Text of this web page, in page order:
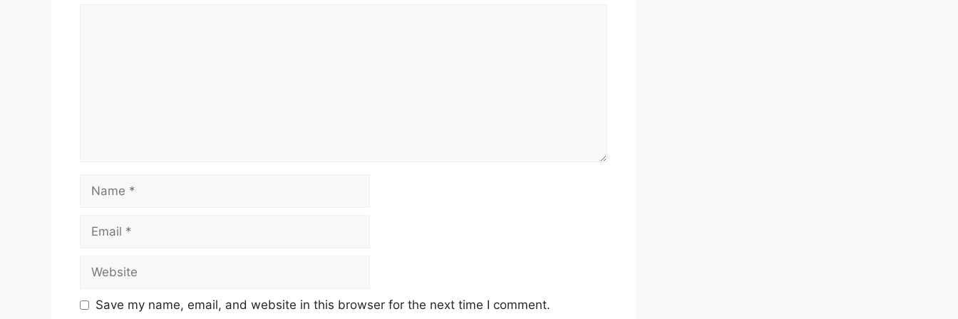
Save my name, email, and website in this browser for the next time I comment.